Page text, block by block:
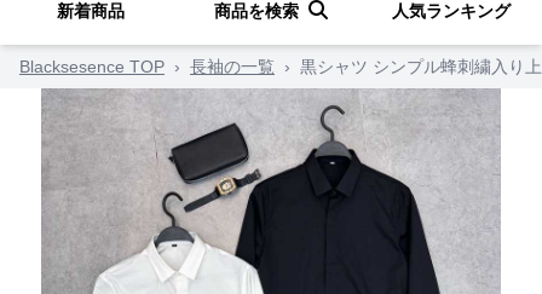
新着商品 商品を検索 人気ランキング
Blacksesence TOP › 長袖の一覧 › 黒シャツ シンプル蜂刺繍入り